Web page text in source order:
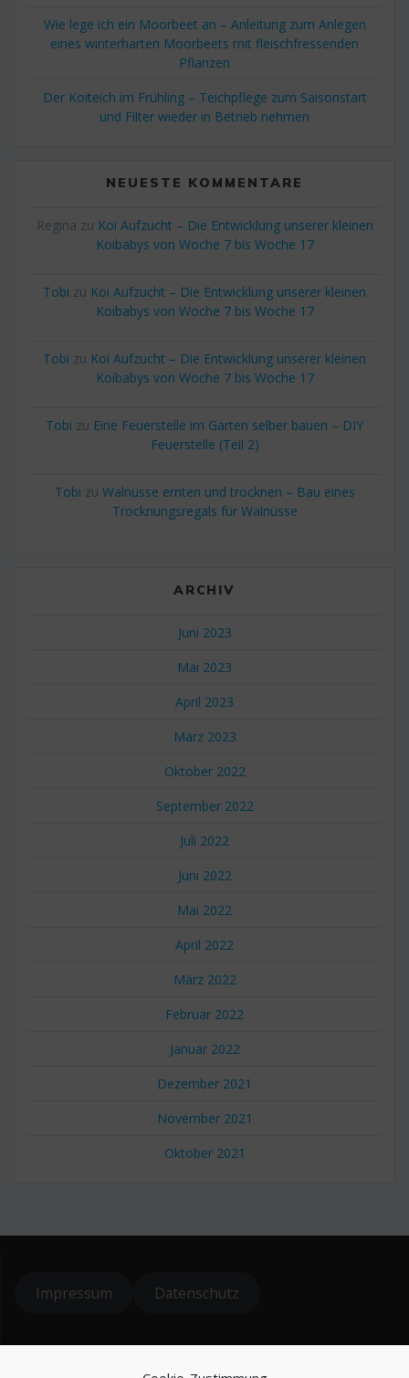
Wie lege ich ein Moorbeet an – Anleitung zum Anlegen
eines winterharten Moorbeets mit fleischfressenden
Pflanzen
Der Koiteich im Frühling – Teichpflege zum Saisonstart
und Filter wieder in Betrieb nehmen
NEUESTE KOMMENTARE
Regina zu Koi Aufzucht – Die Entwicklung unserer kleinen
Koibabys von Woche 7 bis Woche 17
Tobi zu Koi Aufzucht – Die Entwicklung unserer kleinen
Koibabys von Woche 7 bis Woche 17
Tobi zu Koi Aufzucht – Die Entwicklung unserer kleinen
Koibabys von Woche 7 bis Woche 17
Tobi zu Eine Feuerstelle im Garten selber bauen – DIY
Feuerstelle (Teil 2)
Tobi zu Walnüsse ernten und trocknen – Bau eines
Trocknungsregals für Walnüsse
ARCHIV
Juni 2023
Mai 2023
April 2023
März 2023
Oktober 2022
September 2022
Juli 2022
Juni 2022
Mai 2022
April 2022
März 2022
Februar 2022
Januar 2022
Dezember 2021
November 2021
Oktober 2021
Impressum Datenschutz